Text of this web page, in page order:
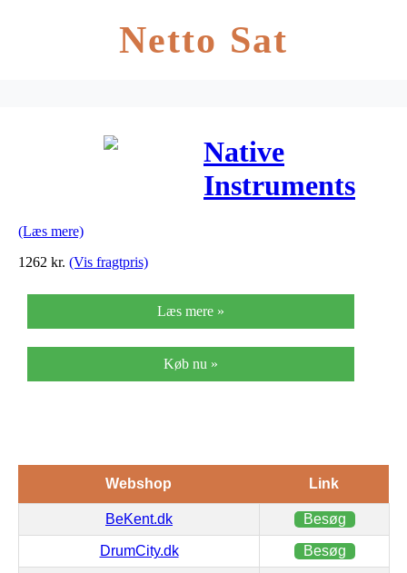
Netto Sat
Native
Instruments
(Læs mere)
1262 kr. (Vis fragtpris)
Læs mere »
Køb nu »
Webshop Link
BeKent.dk Besøg
DrumCity.dk Besøg